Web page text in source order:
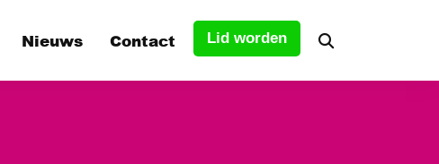
Nieuws Contact Lid worden